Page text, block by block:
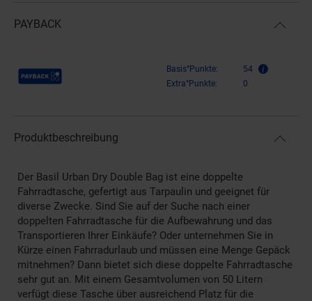
PAYBACK
Payback Punkte Basis°Punkte:
54
Extra°Punkte:
0
Produktbeschreibung
Der Basil Urban Dry Double Bag ist eine doppelte
Fahrradtasche, gefertigt aus Tarpaulin und geeignet für
diverse Zwecke. Sind Sie auf der Suche nach einer
doppelten Fahrradtasche für die Aufbewahrung und das
Transportieren Ihrer Einkäufe? Oder unternehmen Sie in
Kürze einen Fahrradurlaub und müssen eine Menge Gepäck
mitnehmen? Dann bietet sich diese doppelte Fahrradtasche
sehr gut an. Mit einem Gesamtvolumen von 50 Litern
verfügt diese Tasche über ausreichend Platz für die